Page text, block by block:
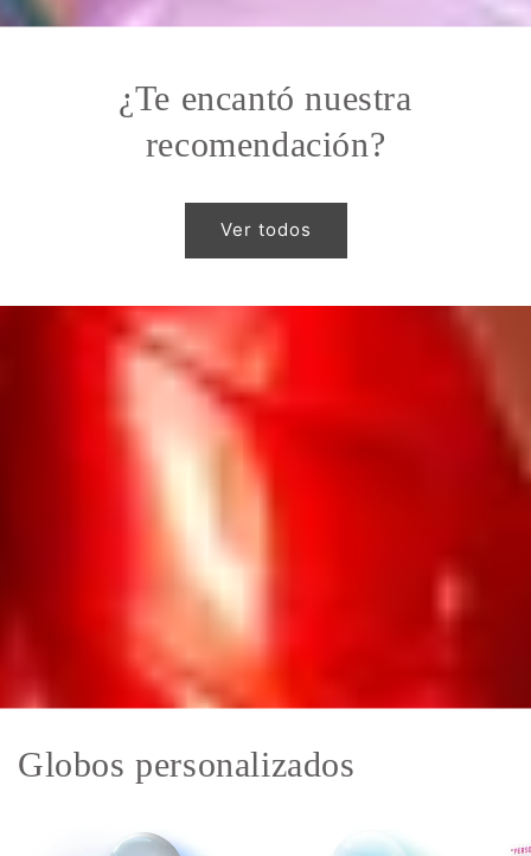
¿Te encantó nuestra
recomendación?
Ver todos
Globos personalizados